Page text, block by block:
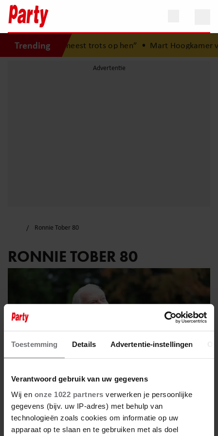
Toestemming Details Advertentie-instellingen
Verantwoord gebruik van uw gegevens
Wij en onze 1022 partners verwerken je persoonlijke
gegevens (bijv. uw IP-adres) met behulp van
technologieën zoals cookies om informatie op uw
apparaat op te slaan en te gebruiken met als doel
Trending
“Ik ben het meest trots op hen”•Mart Hoogkamer
Ronnie Tober 80
RONNIE TOBER 80
21 maart 2025